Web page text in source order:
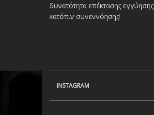
δυνατότητα επέκτασης εγγύησης
κατόπιν συνεννόησης!
INSTAGRAM